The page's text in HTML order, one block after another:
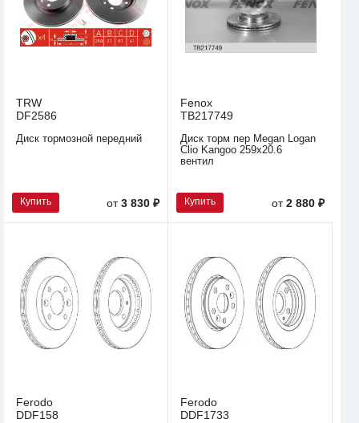
TRW
DF2586
Диск тормозной передний
Купить от3 830 ₽
Fenox
TB217749
Диск торм пер Megan Logan
Clio Kangoo 259x20.6
вентил
Купить от2 880 ₽
Ferodo
DDF158
Ferodo
DDF1733